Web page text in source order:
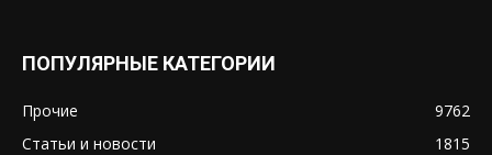
ПОПУЛЯРНЫЕ КАТЕГОРИИ
Прочие
9762
Статьи и новости
1815